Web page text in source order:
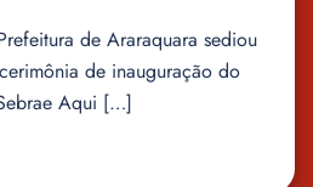
de Araraquara sediou
de inauguração do
Aqui […]